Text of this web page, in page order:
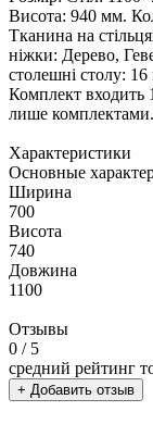
Висота: 940 мм.
Тканина на
ніжки: Дерево,
столешні столу:
Комплект входить
лише комплектами.
Характеристики
Основные
Ширина
700
Висота
740
Довжина
1100
Отзывы
0 / 5
средний рейтинг
+ Добавить отзыв